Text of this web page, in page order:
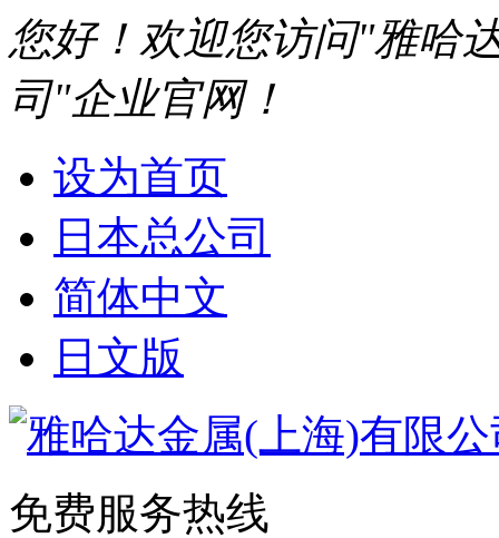
您好！欢迎您访问"雅哈
司"企业官网！
设为首页
日本总公司
简体中文
日文版
免费服务热线